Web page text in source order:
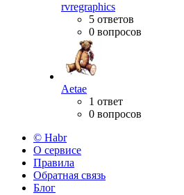
rvregraphics
5 ответов
0 вопросов
Aetae
1 ответ
0 вопросов
© Habr
О сервисе
Правила
Обратная связь
Блог